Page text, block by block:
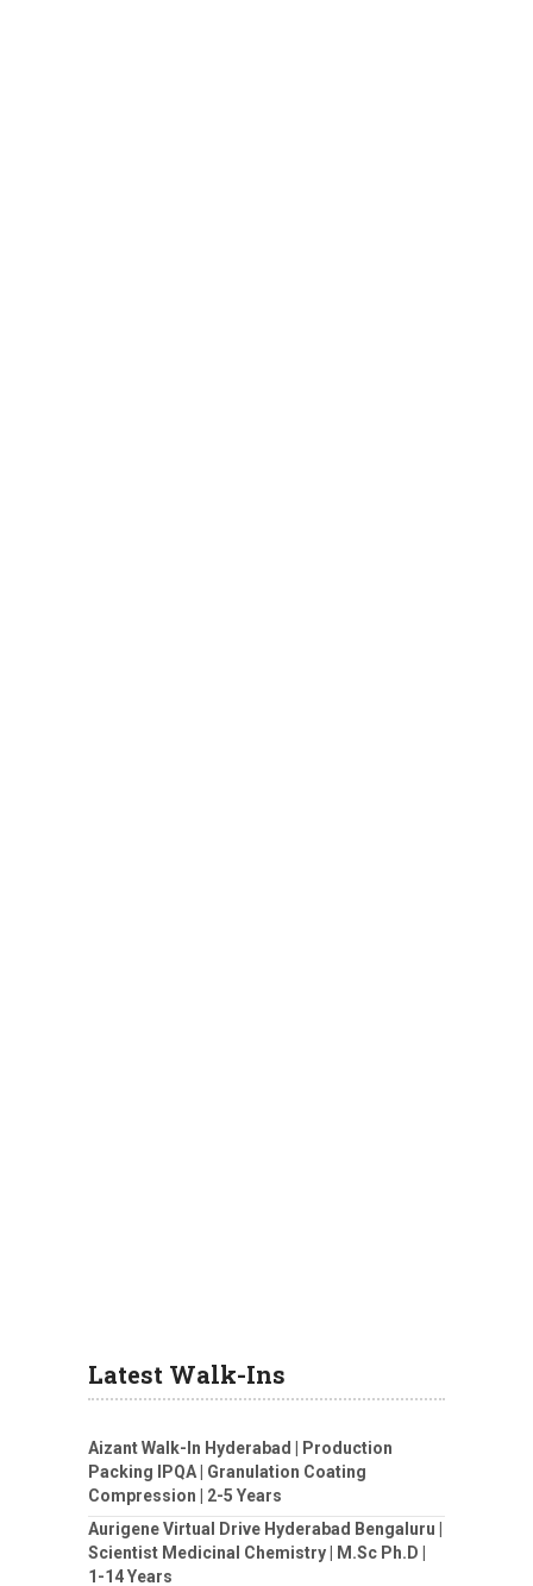
Latest Walk-Ins
Aizant Walk-In Hyderabad | Production
Packing IPQA | Granulation Coating
Compression | 2-5 Years
Aurigene Virtual Drive Hyderabad Bengaluru |
Scientist Medicinal Chemistry | M.Sc Ph.D |
1-14 Years